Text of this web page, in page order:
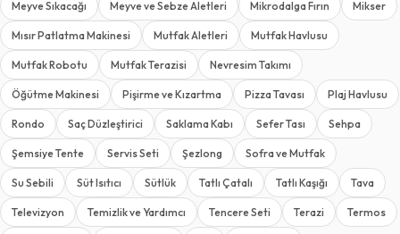
Meyve Sıkacağı Meyve ve Sebze Aletleri Mikrodalga Fırın Mikser
Mısır Patlatma Makinesi Mutfak Aletleri Mutfak Havlusu
Mutfak Robotu Mutfak Terazisi Nevresim Takımı
Öğütme Makinesi Pişirme ve Kızartma Pizza Tavası Plaj Havlusu
Rondo Saç Düzleştirici Saklama Kabı Sefer Tası Sehpa
Şemsiye Tente Servis Seti Şezlong Sofra ve Mutfak
Su Sebili Süt Isıtıcı Sütlük Tatlı Çatalı Tatlı Kaşığı Tava
Televizyon Temizlik ve Yardımcı Tencere Seti Terazi Termos